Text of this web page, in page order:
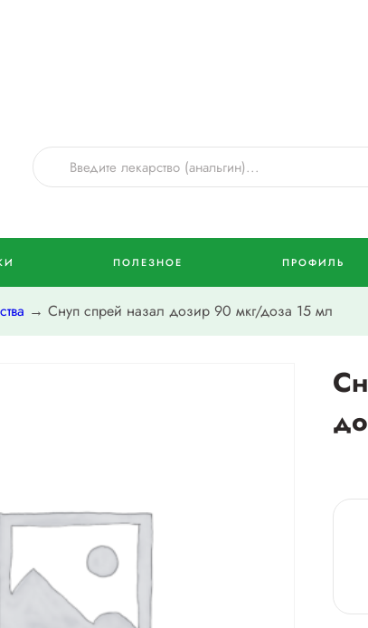
ПОЛЕЗНОЕ ПРОФИЛЬ
→ Снуп спрей назал дозир 90 мкг/доза 15 мл